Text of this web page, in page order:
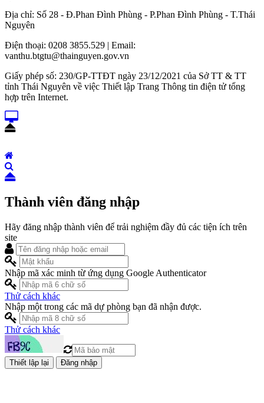
Địa chỉ: Số 28 - Đ.Phan Đình Phùng - P.Phan Đình Phùng - T.Thái
Nguyên
Điện thoại: 0208 3855.529 | Email:
vanthu.btgtu@thainguyen.gov.vn
Giấy phép số: 230/GP-TTĐT ngày 23/12/2021 của Sở TT & TT
tỉnh Thái Nguyên về việc Thiết lập Trang Thông tin điện tử tổng
hợp trên Internet.
Thành viên đăng nhập
Hãy đăng nhập thành viên để trải nghiệm đầy đủ các tiện ích trên
site
Nhập mã xác minh từ ứng dụng Google Authenticator
Thử cách khác
Nhập một trong các mã dự phòng bạn đã nhận được.
Thử cách khác
Đăng nhập